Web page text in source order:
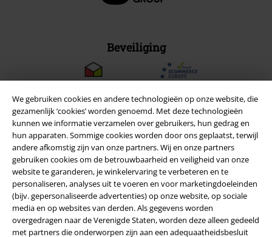
We gebruiken cookies en andere technologieën op onze website, die
gezamenlijk ‘cookies’ worden genoemd. Met deze technologieën
kunnen we informatie verzamelen over gebruikers, hun gedrag en
hun apparaten. Sommige cookies worden door ons geplaatst, terwijl
andere afkomstig zijn van onze partners. Wij en onze partners
gebruiken cookies om de betrouwbaarheid en veiligheid van onze
website te garanderen, je winkelervaring te verbeteren en te
personaliseren, analyses uit te voeren en voor marketingdoeleinden
(bijv. gepersonaliseerde advertenties) op onze website, op sociale
media en op websites van derden. Als gegevens worden
overgedragen naar de Verenigde Staten, worden deze alleen gedeeld
met partners die onderworpen zijn aan een adequaatheidsbesluit
Beveiliging
Legal